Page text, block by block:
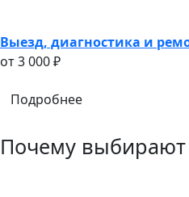
Выезд, диагностика и
oт 3 000 ₽
Подробнее
Почему выбирают